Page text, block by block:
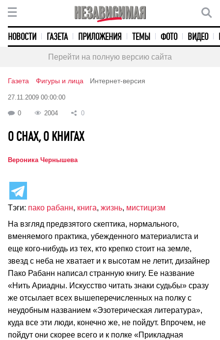
НОВОСТИ ГАЗЕТА ПРИЛОЖЕНИЯ ТЕМЫ ФОТО ВИДЕО
Перейти на полную версию сайта
Газета Фигуры и лица Интернет-версия
27.11.2009 00:00:00
0 2004 0
О СНАХ, О КНИГАХ
Вероника Чернышева
Тэги: пако рабанн, книга, жизнь, мистицизм
На взгляд предвзятого скептика, нормального,
вменяемого практика, убежденного материалиста и
еще кого-нибудь из тех, кто крепко стоит на земле,
звезд с неба не хватает и к высотам не летит, дизайнер
Пако Рабанн написал странную книгу. Ее название
«Нить Ариадны. Искусство читать знаки судьбы» сразу
же отсылает всех вышеперечисленных на полку с
неудобным названием «Эзотерическая литература»,
куда все эти люди, конечно же, не пойдут. Впрочем, не
пойдут они скорее всего и к полке «Прикладная